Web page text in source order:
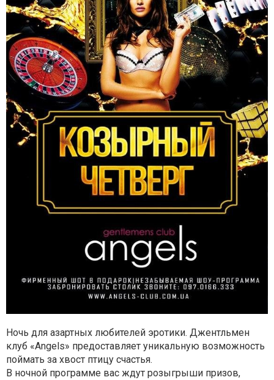
Ночь для азартных любителей эротики. Джентльмен
клуб «Angels» предоставляет уникальную возможность
поймать за хвост птицу счастья.
В ночной программе вас ждут розыгрыши призов,